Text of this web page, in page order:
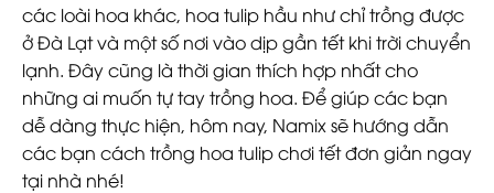
các loài hoa khác, hoa tulip hầu như chỉ trồng được
ở Đà Lạt và một số nơi vào dịp gần tết khi trời chuyển
lạnh. Đây cũng là thời gian thích hợp nhất cho
những ai muốn tự tay trồng hoa. Để giúp các bạn
dễ dàng thực hiện, hôm nay, Namix sẽ hướng dẫn
các bạn cách trồng hoa tulipchơi tết đơn giản ngay
tại nhà nhé!